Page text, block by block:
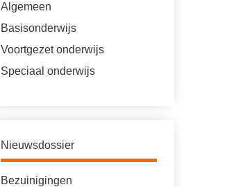
Algemeen
Basisonderwijs
Voortgezet onderwijs
Speciaal onderwijs
Nieuwsdossier
Bezuinigingen